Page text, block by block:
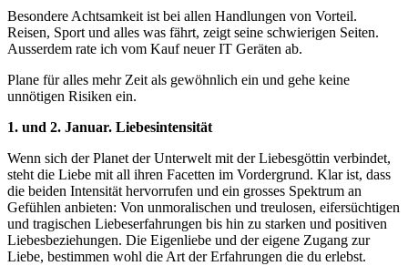
Besondere Achtsamkeit ist bei allen Handlungen von Vorteil.
Reisen, Sport und alles was fährt, zeigt seine schwierigen Seiten.
Ausserdem rate ich vom Kauf neuer IT Geräten ab.
Plane für alles mehr Zeit als gewöhnlich ein und gehe keine
unnötigen Risiken ein.
1. und 2. Januar. Liebesintensität
Wenn sich der Planet der Unterwelt mit der Liebesgöttin verbindet,
steht die Liebe mit all ihren Facetten im Vordergrund. Klar ist, dass
die beiden Intensität hervorrufen und ein grosses Spektrum an
Gefühlen anbieten: Von unmoralischen und treulosen, eifersüchtigen
und tragischen Liebeserfahrungen bis hin zu starken und positiven
Liebesbeziehungen. Die Eigenliebe und der eigene Zugang zur
Liebe, bestimmen wohl die Art der Erfahrungen die du erlebst.